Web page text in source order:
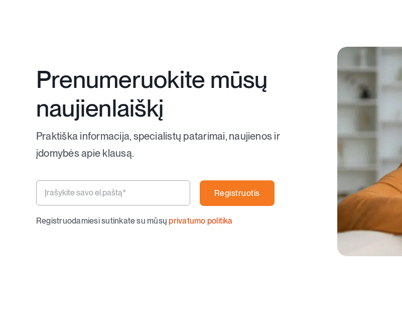
Prenumeruokite mūsų
naujienlaiškį
Praktiška informacija, specialistų patarimai, naujienos ir
įdomybės apie klausą.
Registruotis
Registruodamiesi sutinkate su mūsųprivatumo politika